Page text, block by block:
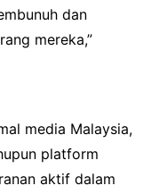
dan
mereka,”
media Malaysia,
platform
aktif dalam